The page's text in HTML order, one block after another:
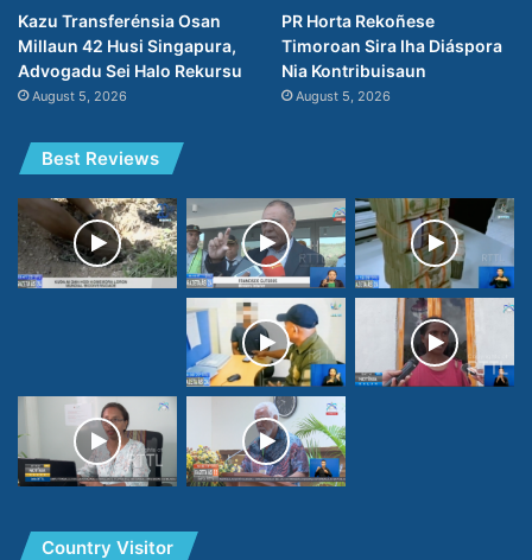
Kazu Transferénsia Osan
Millaun 42 Husi Singapura,
Advogadu Sei Halo Rekursu
August 5, 2026
PR Horta Rekoñese
Timoroan Sira Iha Diáspora
Nia Kontribuisaun
August 5, 2026
Best Reviews
Country Visitor